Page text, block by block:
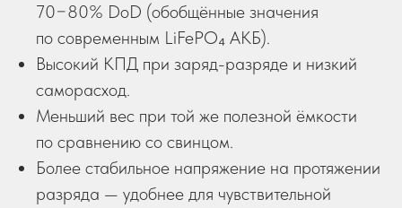
70−80% DoD (обобщённые значения
по современным LiFePO₄ АКБ).
Высокий КПД при заряд-разряде и низкий
саморасход.
Меньший вес при той же полезной ёмкости
по сравнению со свинцом.
Более стабильное напряжение на протяжении
разряда — удобнее для чувствительной